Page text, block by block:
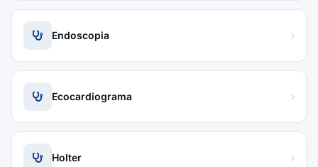
Endoscopia
Ecocardiograma
Holter